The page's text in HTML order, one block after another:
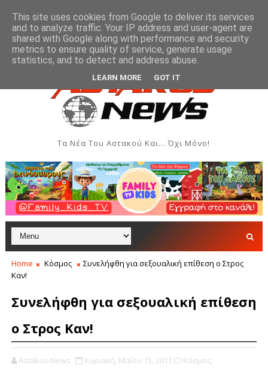
Ιονίου στον Αστακό ΠΟΛΙΤΙΣΜΌΣ Σήμερα η Έκθεση
Τα Νέα Του Αστακού Και... Όχι Μόνο!
Home Κόσμος
Συνελήφθη για σεξουαλική επίθεση ο Στρος
Καν!
Συνελήφθη για σεξουαλική επίθεση
ο Στρος Καν!
Astakos-News Κυριακή, Μαΐου 15, 2011 Κόσμος,
This site uses cookies from Google to deliver its services
and to analyze traffic. Your IP address and user-agent are
shared with Google along with performance and security
metrics to ensure quality of service, generate usage
statistics, and to detect and address abuse.
LEARN MORE GOT IT